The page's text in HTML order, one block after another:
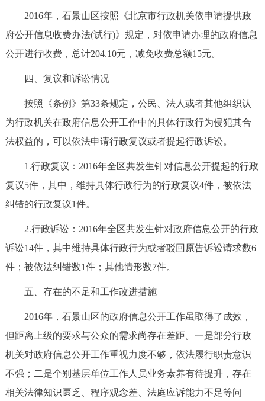
2016年，石景山区按照《北京市行政机关依申请提供政
府公开信息收费办法(试行)》规定，对依申请办理的政府信息
公开进行收费，总计204.10元，减免收费总额15元。
四、复议和诉讼情况
按照《条例》第33条规定，公民、法人或者其他组织认
为行政机关在政府信息公开工作中的具体行政行为侵犯其合
法权益的，可以依法申请行政复议或者提起行政诉讼。
1.行政复议：2016年全区共发生针对信息公开提起的行政
复议5件，其中，维持具体行政行为的行政复议4件，被依法
纠错的行政复议1件。
2.行政诉讼：2016年全区共发生针对政府信息公开的行政
诉讼14件，其中维持具体行政行为或者驳回原告诉讼请求数6
件；被依法纠错数1件；其他情形数7件。
五、存在的不足和工作改进措施
2016年，石景山区的政府信息公开工作虽取得了成效，
但距离上级的要求与公众的需求尚存在差距。一是部分行政
机关对政府信息公开工作重视力度不够，依法履行职责意识
不强；二是个别基层单位工作人员业务素养有待提升，存在
相关法律知识匮乏、程序观念差、法庭应诉能力不足等问